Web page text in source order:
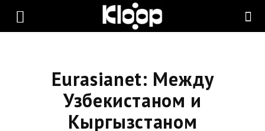
KLOOP.KG
Eurasianet: Между
Узбекистаном и
Кыргызстаном